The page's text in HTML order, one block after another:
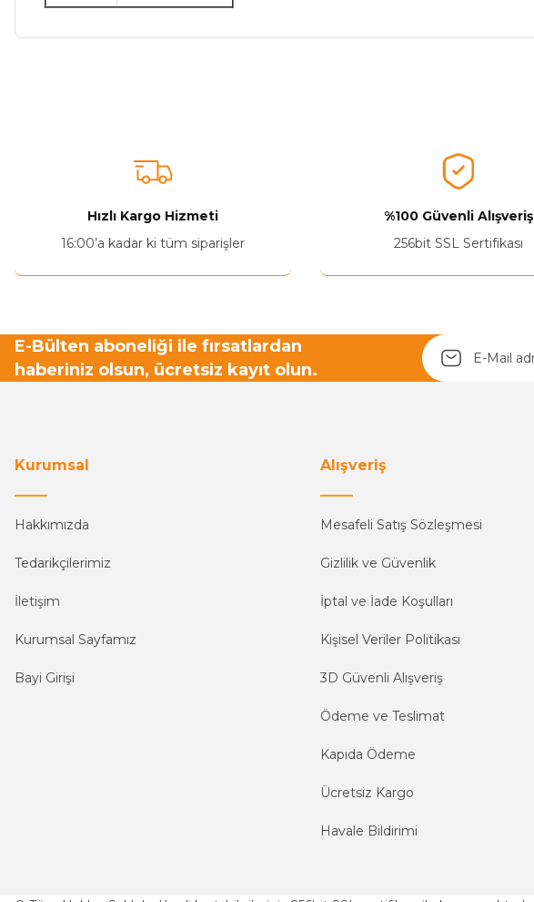
Ürün açıklamasında eksik bilgiler bulunuyor.
Hızlı Kargo Hizmeti
16:00’a kadar ki tüm siparişler
%100 Güvenli Alışveriş
256bit SSL Sertifikası
E-Bülten aboneliği ile fırsatlardan
haberiniz olsun, ücretsiz kayıt olun.
Kurumsal
Hakkımızda
Tedarikçilerimiz
İletişim
Kurumsal Sayfamız
Bayi Girişi
Alışveriş
Mesafeli Satış Sözleşmesi
Gizlilik ve Güvenlik
İptal ve İade Koşulları
Kişisel Veriler Politikası
3D Güvenli Alışveriş
Ödeme ve Teslimat
Kapıda Ödeme
Ücretsiz Kargo
Havale Bildirimi